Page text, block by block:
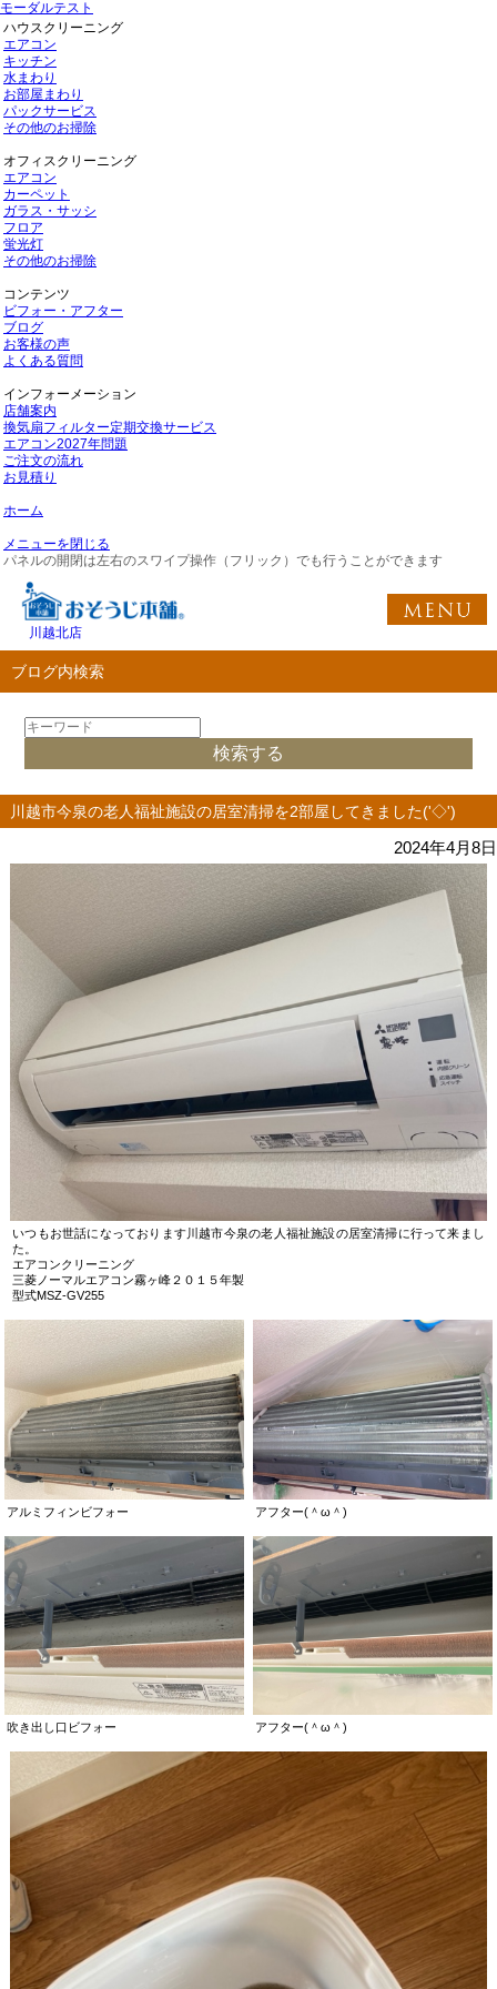
モーダルテスト
ハウスクリーニング
エアコン
キッチン
水まわり
お部屋まわり
パックサービス
その他のお掃除
オフィスクリーニング
エアコン
カーペット
ガラス・サッシ
フロア
蛍光灯
その他のお掃除
コンテンツ
ビフォー・アフター
ブログ
お客様の声
よくある質問
インフォーメーション
店舗案内
換気扇フィルター定期交換サービス
エアコン2027年問題
ご注文の流れ
お見積り
ホーム
メニューを閉じる
パネルの開閉は左右のスワイプ操作（フリック）でも行うことができます
川越北店
ブログ内検索
川越市今泉の老人福祉施設の居室清掃を2部屋してきました('◇')ゞ
2024年4月8日
いつもお世話になっております川越市今泉の老人福祉施設の居室清掃に行って来まし
た。
エアコンクリーニング
三菱ノーマルエアコン霧ヶ峰２０１５年製
型式MSZ-GV255
アルミフィンビフォー アフター(＾ω＾)
吹き出し口ビフォー アフター(＾ω＾)